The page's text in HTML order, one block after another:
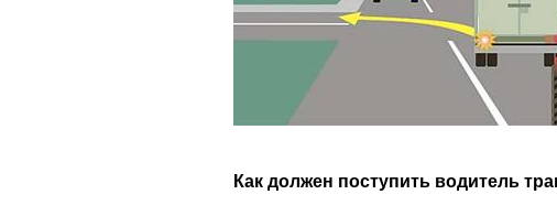
Как должен поступить водитель